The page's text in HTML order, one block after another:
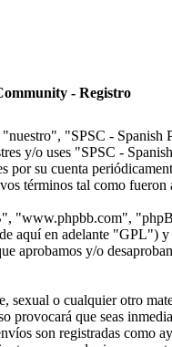
- Registro
"SPSC -
y/o uses "SPSC -
por su cuenta
términos tal como
"www.phpbb.com",
aquí en adelante "GPL") y
aprobamos y/o
o cualquier otro
que seas
son registradas como